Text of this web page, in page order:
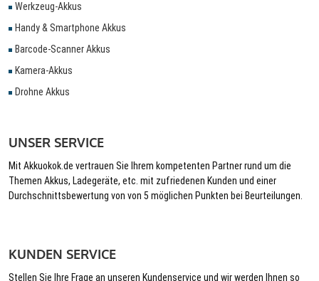
Werkzeug-Akkus
Handy & Smartphone Akkus
Barcode-Scanner Akkus
Kamera-Akkus
Drohne Akkus
UNSER SERVICE
Mit Akkuokok.de vertrauen Sie Ihrem kompetenten Partner rund um die
Themen Akkus, Ladegeräte, etc. mit zufriedenen Kunden und einer
Durchschnittsbewertung von von 5 möglichen Punkten bei Beurteilungen.
KUNDEN SERVICE
Stellen Sie Ihre Frage an unseren Kundenservice und wir werden Ihnen so